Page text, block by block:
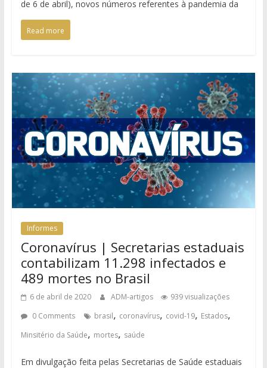
de 6 de abril), novos números referentes à pandemia da
Read more
Informes
Coronavírus | Secretarias estaduais
contabilizam 11.298 infectados e
489 mortes no Brasil
6 de abril de 2020 ADM-artigos
939 visualizações
0 Comments
brasil, coronavírus, covid-19, Estados,
Minsitério da Saúde, mortes, saúde
Em divulgação feita pelas Secretarias de Saúde estaduais